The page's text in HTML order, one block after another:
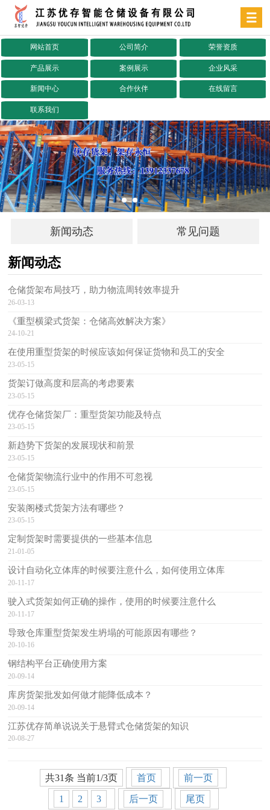
网站首页 公司简介 荣誉资质
产品展示 案例展示 企业风采
新闻中心 合作伙伴 在线留言
联系我们
新闻动态 常见问题
新闻动态
仓储货架布局技巧，助力物流周转效率提升
26-03-13
《重型横梁式货架：仓储高效解决方案》
24-10-21
在使用重型货架的时候应该如何保证货物和员工的安全
23-05-15
货架订做高度和层高的考虑要素
23-05-15
优存仓储货架厂：重型货架功能及特点
23-05-15
新趋势下货架的发展现状和前景
23-05-15
仓储货架物流行业中的作用不可忽视
23-05-15
安装阁楼式货架方法有哪些？
23-05-15
定制货架时需要提供的一些基本信息
21-01-05
设计自动化立体库的时候要注意什么，如何使用立体库
20-11-17
驶入式货架如何正确的操作，使用的时候要注意什么
20-11-17
导致仓库重型货架发生坍塌的可能原因有哪些？
20-10-16
钢结构平台正确使用方案
20-09-14
库房货架批发如何做才能降低成本？
20-09-14
江苏优存简单说说关于悬臂式仓储货架的知识
20-08-27
共31条 当前1/3页 首页
前一页
1
2 3 后一页 尾页